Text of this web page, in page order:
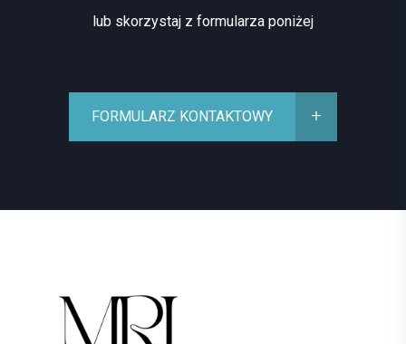
lub skorzystaj z formularza poniżej
FORMULARZ KONTAKTOWY